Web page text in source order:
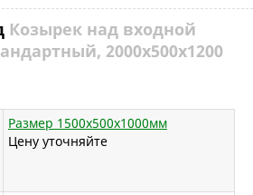
Козырек над входной
2000х500х1200
Размер 1500х500х1000мм
Цену уточняйте